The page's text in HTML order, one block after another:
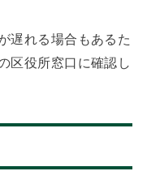
遅れる場合もあるた
区役所窓口に確認し